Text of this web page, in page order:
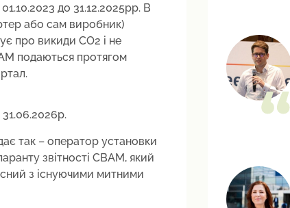
до 31.12.2025рр. В
або сам виробник)
про викиди СО2 і не
подаються протягом
так – оператор установки
звітності CBAM, який
з існуючими митними